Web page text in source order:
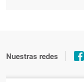
Nuestras redes